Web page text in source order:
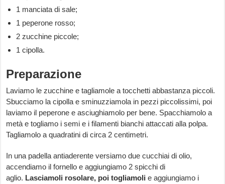
1 manciata di sale;
1 peperone rosso;
2 zucchine piccole;
1 cipolla.
Preparazione
Laviamo le zucchine e tagliamole a tocchetti abbastanza piccoli.
Sbucciamo la cipolla e sminuzziamola in pezzi piccolissimi, poi
laviamo il peperone e asciughiamolo per bene. Spacchiamolo a
metà e togliamo i semi e i filamenti bianchi attaccati alla polpa.
Tagliamolo a quadratini di circa 2 centimetri.
In una padella antiaderente versiamo due cucchiai di olio,
accendiamo il fornello e aggiungiamo 2 spicchi di
aglio. Lasciamoli rosolare, poi togliamolie aggiungiamo i